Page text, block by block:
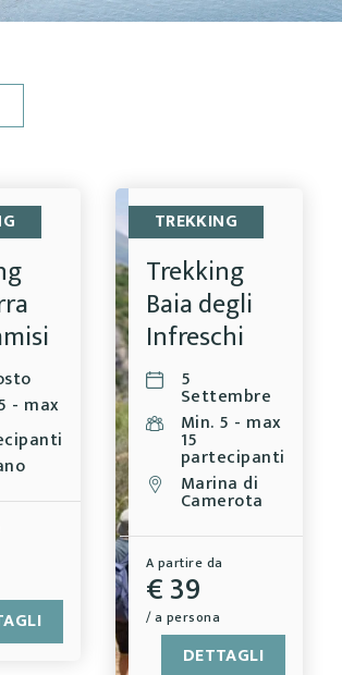
- max
TREKKING
Trekking
Baia degli
Infreschi
5
Settembre
Min. 5 - max
15
partecipanti
Marina di
Camerota
A partire da
€ 39
/ a persona
DETTAGLI